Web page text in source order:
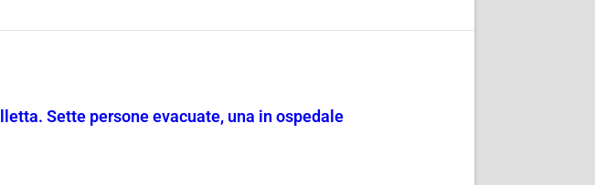
Sette persone evacuate, una in ospedale